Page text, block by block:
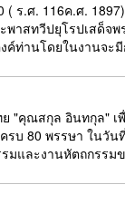
ร.ศ. 116ค.ศ.
าสทวีปยุโรปเสด็จ
ท่านโดยในงานจะมี
ณสกุล อินทกุล" เพื่
บ 80 พรรษา ในวั
มและงานหัตถกรร